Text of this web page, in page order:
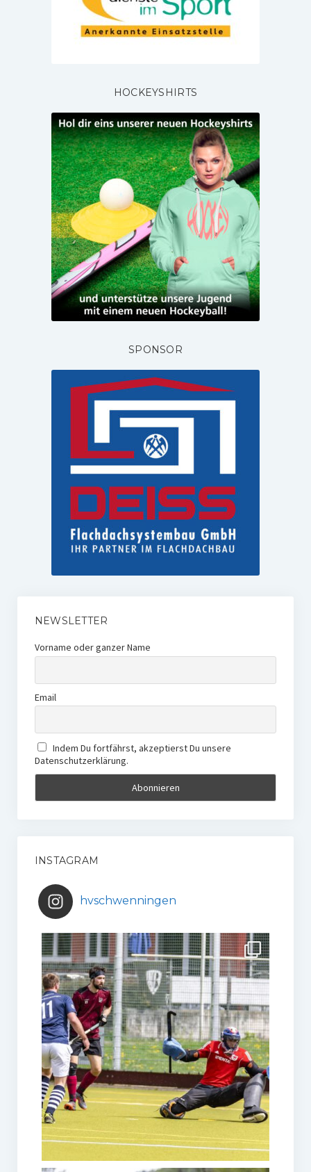
HOCKEYSHIRTS
SPONSOR
NEWSLETTER
Vorname oder ganzer Name
Email
Indem Du fortfährst, akzeptierst Du unsere
Datenschutzerklärung.
INSTAGRAM
hvschwenningen